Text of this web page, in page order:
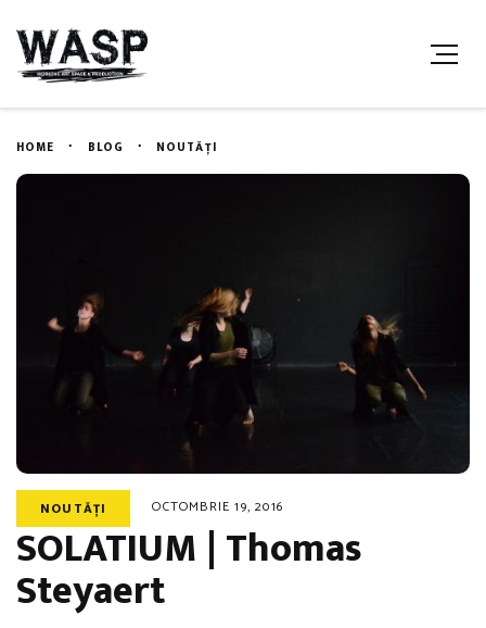
HOME BLOG NOUTĂȚI
NOUTĂȚI OCTOMBRIE 19, 2016
SOLATIUM | Thomas
Steyaert